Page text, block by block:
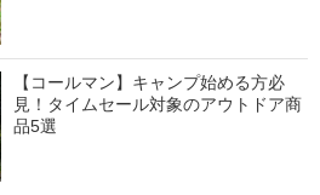
【コールマン】キャンプ始める方必
見！タイムセール対象のアウトドア商
品5選